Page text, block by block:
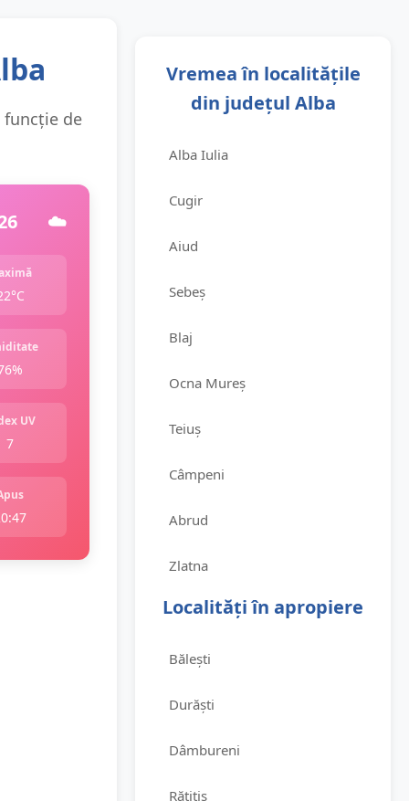
funcție de
☁️
UV
7
Vremea în localitățile
din județul Alba
Alba Iulia
Cugir
Aiud
Sebeș
Blaj
Ocna Mureș
Teiuș
Câmpeni
Abrud
Zlatna
Localități în apropiere
Bălești
Durăști
Dâmbureni
Rătitiș